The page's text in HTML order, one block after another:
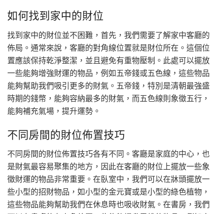
如何找到家中的財位
找到家中的財位並不困難，首先，我們需要了解家中客廳的
佈局。通常來說，客廳的對角線位置就是財位所在。這個位
置應該保持乾淨整潔，並且避免有重物壓制。此處可以擺放
一些能夠增強財運的物品，例如五帝錢或五色線，這些物品
能夠幫助我們吸引更多的財氣。五帝錢，特別是清朝最強盛
時期的錢幣，能夠容納最多的財氣，而五色線則象徵五行，
能夠補充氣場，提升運勢。
不同房間的財位佈置技巧
不同房間的財位佈置技巧各有不同。客廳是家庭的中心，也
是財氣最容易聚集的地方，因此在客廳的財位上擺放一些象
徵財運的物品非常重要。在臥室中，我們可以在牀頭擺放一
些小型的招財物品，如小型的金元寶或是小型的綠色植物，
這些物品能夠幫助我們在休息時也吸收財氣。在書房，我們